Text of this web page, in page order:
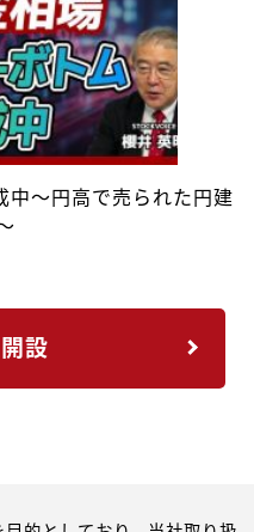
中～円高で売られた円建
設